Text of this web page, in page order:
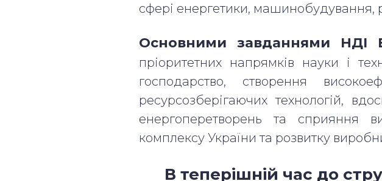
сфері енергетики, машинобудування,
Основними завданнями НДІ
пріоритетних напрямків науки і
господарство, створення
ресурсозберігаючих технологій,
енергоперетворень та сприяння
комплексу України та розвитку
В теперішній час до